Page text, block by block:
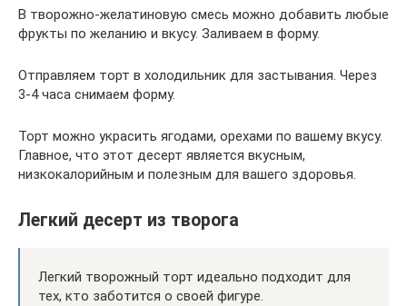
В творожно-желатиновую смесь можно добавить любые
фрукты по желанию и вкусу. Заливаем в форму.
Отправляем торт в холодильник для застывания. Через
3-4 часа снимаем форму.
Торт можно украсить ягодами, орехами по вашему вкусу.
Главное, что этот десерт является вкусным,
низкокалорийным и полезным для вашего здоровья.
Легкий десерт из творога
Легкий творожный торт идеально подходит для
тех, кто заботится о своей фигуре.